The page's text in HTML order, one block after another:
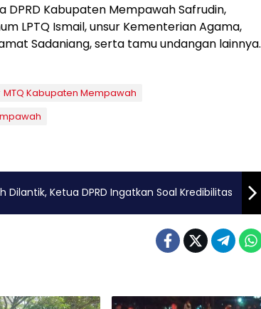
Kabupaten Mempawah Safrudin,
LPTQ Ismail, unsur Kementerian Agama,
Sadaniang, serta tamu undangan lainnya.
MTQ Kabupaten Mempawah
Ketua DPRD Ingatkan Soal Kredibilitas